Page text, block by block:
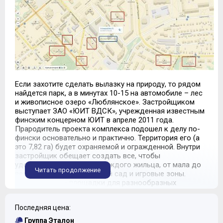
Если захотите сделать вылазку на природу, то рядом
найдется парк, а в минутах 10-15 на автомобиле – лес
и живописное озеро «Люблянское». Застройщиком
выступает ЗАО «ЮИТ ВДСК», учрежденная известным
финским концерном ЮИТ в апреле 2011 года.
Прародитель проекта комплекса подошел к делу по-
фински основательно и практично. Территория его (а
это 7,82 га) будет охраняемой и огражденной. Внутри
застройщик обещает создать все, чтобы
удовлетворить запросы каждого жильца, от мала до
велика. Малышам – детский сад и игровые зоны.
Спортсменам – площадки для разнообразных
найдется поликлиника. Также здесь будут магазины,
наземная автостоянка и собственная котельная.
Читать продолжение
Последняя цена:
Группа Эталон